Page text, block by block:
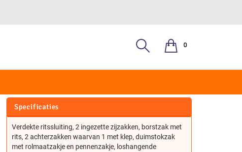
0
20102
Specificaties
Verdekte ritssluiting, 2 ingezette zijzakken, borstzak met
rits, 2 achterzakken waarvan 1 met klep, duimstokzak
met rolmaatzakje en pennenzakje, loshangende